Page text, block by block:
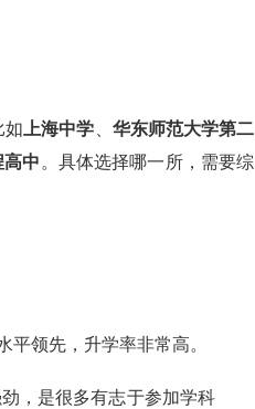
如 上海中学
华东师范大学第二
高中 。具体选择哪一所，需要综
平领先，升学率非常高。
，是很多有志于参加学科